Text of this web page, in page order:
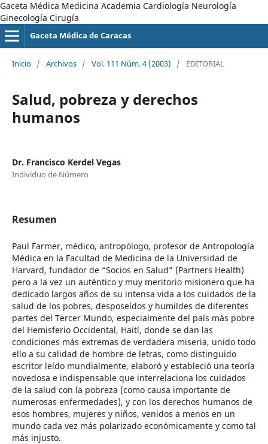
Gaceta Médica Medicina Academia Cardiología Neurología
Ginecología Cirugía
Gaceta Médica de Caracas
Inicio / Archivos / Vol. 111 Núm. 4 (2003) / EDITORIAL
Salud, pobreza y derechos
humanos
Dr. Francisco Kerdel Vegas
Individuo de Número
Resumen
Paul Farmer, médico, antropólogo, profesor de Antropología
Médica en la Facultad de Medicina de la Universidad de
Harvard, fundador de “Socios en Salud” (Partners Health)
pero a la vez un auténtico y muy meritorio misionero que ha
dedicado largos años de su intensa vida a los cuidados de la
salud de los pobres, desposeídos y humildes de diferentes
partes del Tercer Mundo, especialmente del país más pobre
del Hemisferio Occidental, Haití, donde se dan las
condiciones más extremas de verdadera miseria, unido todo
ello a su calidad de hombre de letras, como distinguido
escritor leído mundialmente, elaboró y estableció una teoría
novedosa e indispensable que interrelaciona los cuidados
de la salud con la pobreza (como causa importante de
numerosas enfermedades), y con los derechos humanos de
esos hombres, mujeres y niños, venidos a menos en un
mundo cada vez más polarizado económicamente y como tal
más injusto.